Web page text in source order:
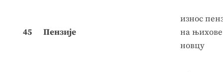
45 Пензије
износ
на
новцу